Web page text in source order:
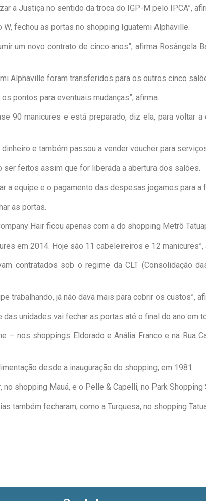
a Justiça no sentido da troca do IGP-M pelo IPCA”,
fechou as portas no shopping Iguatemi Alphaville.
um novo contrato de cinco anos”, afirma Rosângela
Alphaville foram transferidos para os outros cinco
pontos para eventuais mudanças”, afirma.
90 manicures e está preparado, diz ela, para voltar
e também passou a vender voucher para
feitos assim que for liberada a abertura dos salões.
a equipe e o pagamento das despesas jogamos para a
as portas.
Hair ficou apenas com a do shopping Metrô
em 2014. Hoje são 11 cabeleireiros e 12
contratados sob o regime da CLT (Consolidação
trabalhando, já não dava mais para cobrir os custos”,
unidades vai fechar as portas até o final do ano em
– nos shoppings Eldorado e Anália Franco e na Rua
desde a inauguração do shopping, em 1981.
shopping Mauá, e o Pelle & Capelli, no Park Shopping
também fecharam, como a Turquesa, no shopping